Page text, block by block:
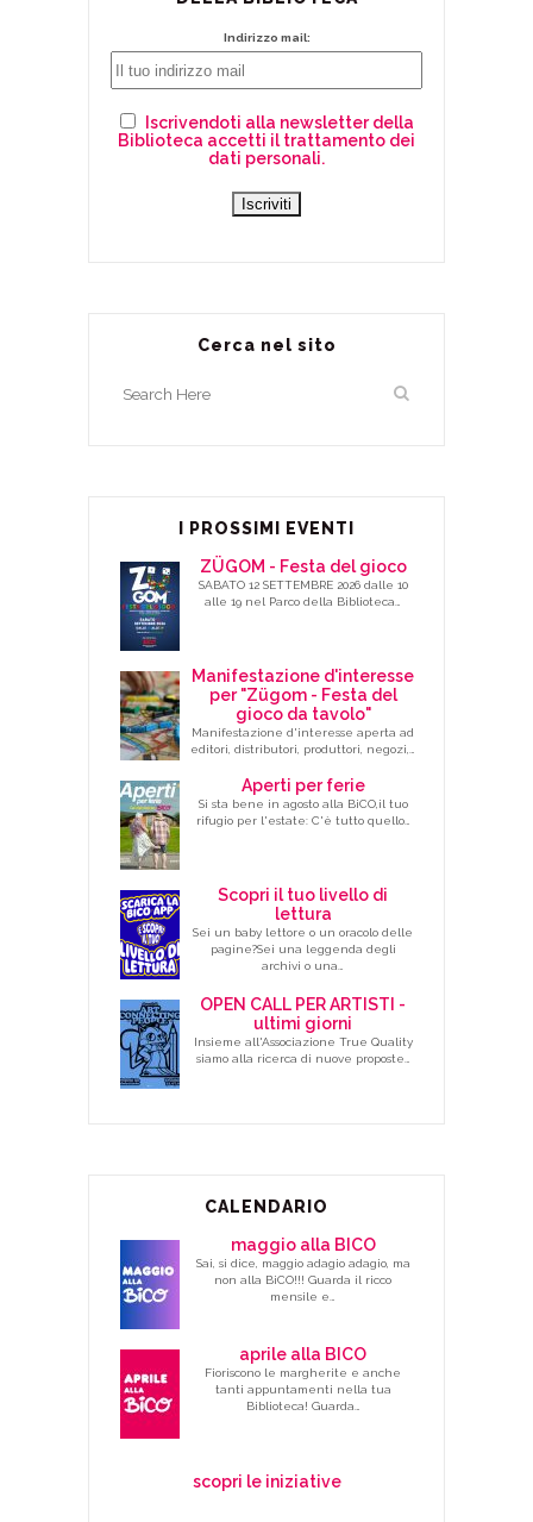
Indirizzo mail:
Iscrivendoti alla newsletter della
Biblioteca accetti il trattamento dei
dati personali.
Cerca nel sito
I PROSSIMI EVENTI
ZÜGOM - Festa del gioco
SABATO 12 SETTEMBRE 2026 dalle 10
alle 19 nel Parco della Biblioteca…
Manifestazione d'interesse
per "Zügom - Festa del
gioco da tavolo"
Manifestazione d'interesse aperta ad
editori, distributori, produttori, negozi,…
Aperti per ferie
Si sta bene in agosto alla BiCO,il tuo
rifugio per l'estate: C'è tutto quello…
Scopri il tuo livello di
lettura
Sei un baby lettore o un oracolo delle
pagine?Sei una leggenda degli
archivi o una…
OPEN CALL PER ARTISTI -
ultimi giorni
Insieme all'Associazione True Quality
siamo alla ricerca di nuove proposte…
CALENDARIO
maggio alla BICO
Sai, si dice, maggio adagio adagio, ma
non alla BiCO!!! Guarda il ricco
mensile e…
aprile alla BICO
Fioriscono le margherite e anche
tanti appuntamenti nella tua
Biblioteca! Guarda…
scopri le iniziative